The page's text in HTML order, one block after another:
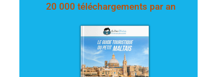
20 000 téléchargements par an